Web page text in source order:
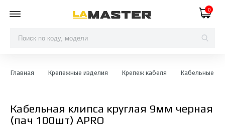
0
Главная Крепежные изделия Крепеж кабеля Кабельные
Кабельная клипса круглая 9мм черная
(пач 100шт) APRO